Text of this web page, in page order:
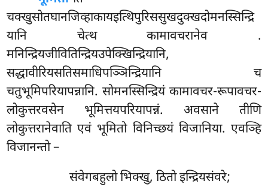
चक्खुसोतघानजिव्हाकायइत्थिपुरिससुखदुक्खदोमनस्सिन्द्रि
यानि चेत्थ कामावचरानेव .
मनिन्द्रियजीवितिन्द्रियउपेक्खिन्द्रियानि,
सद्धावीरियसतिसमाधिपञ्ञिन्द्रियानि च
चतुभूमिपरियापन्नानि. सोमनस्सिन्द्रियं कामावचर-रूपावचर-
लोकुत्तरवसेन भूमित्तयपरियापन्नं. अवसाने तीणि
लोकुत्तरानेवाति एवं भूमितो विनिच्छयं विजानिया. एवञ्हि
विजानन्तो –
संवेगबहुलो भिक्खु, ठितो इन्द्रियसंवरे;